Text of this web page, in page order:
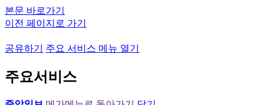
본문 바로가기
이전 페이지로 가기
공유하기 주요 서비스 메뉴 열기
주요서비스